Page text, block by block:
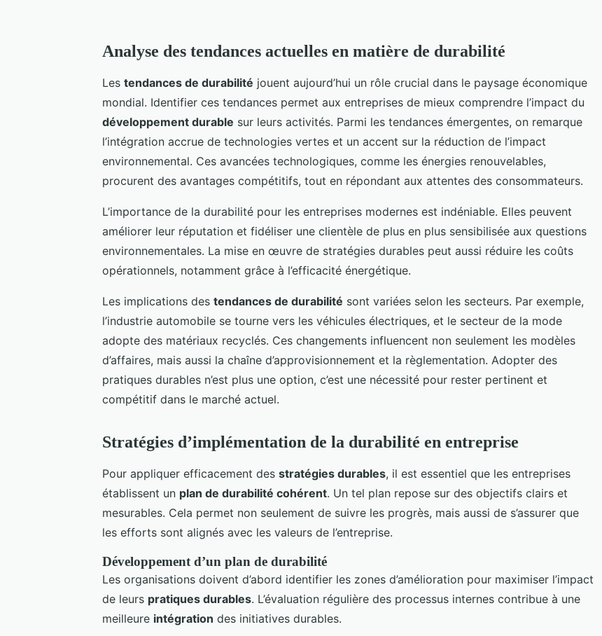
Analyse des tendances actuelles en matière de durabilité
Les tendances de durabilité jouent aujourd’hui un rôle crucial dans le paysage économique
mondial. Identifier ces tendances permet aux entreprises de mieux comprendre l’impact du
développement durable sur leurs activités. Parmi les tendances émergentes, on remarque
l’intégration accrue de technologies vertes et un accent sur la réduction de l’impact
environnemental. Ces avancées technologiques, comme les énergies renouvelables,
procurent des avantages compétitifs, tout en répondant aux attentes des consommateurs.
L’importance de la durabilité pour les entreprises modernes est indéniable. Elles peuvent
améliorer leur réputation et fidéliser une clientèle de plus en plus sensibilisée aux questions
environnementales. La mise en œuvre de stratégies durables peut aussi réduire les coûts
opérationnels, notamment grâce à l’efficacité énergétique.
Les implications des tendances de durabilité sont variées selon les secteurs. Par exemple,
l’industrie automobile se tourne vers les véhicules électriques, et le secteur de la mode
adopte des matériaux recyclés. Ces changements influencent non seulement les modèles
d’affaires, mais aussi la chaîne d’approvisionnement et la règlementation. Adopter des
pratiques durables n’est plus une option, c’est une nécessité pour rester pertinent et
compétitif dans le marché actuel.
Stratégies d’implémentation de la durabilité en entreprise
Pour appliquer efficacement des stratégies durables, il est essentiel que les entreprises
établissent un plan de durabilité cohérent. Un tel plan repose sur des objectifs clairs et
mesurables. Cela permet non seulement de suivre les progrès, mais aussi de s’assurer que
les efforts sont alignés avec les valeurs de l’entreprise.
Développement d’un plan de durabilité
Les organisations doivent d’abord identifier les zones d’amélioration pour maximiser l’impact
de leurs pratiques durables. L’évaluation régulière des processus internes contribue à une
meilleure intégration des initiatives durables.